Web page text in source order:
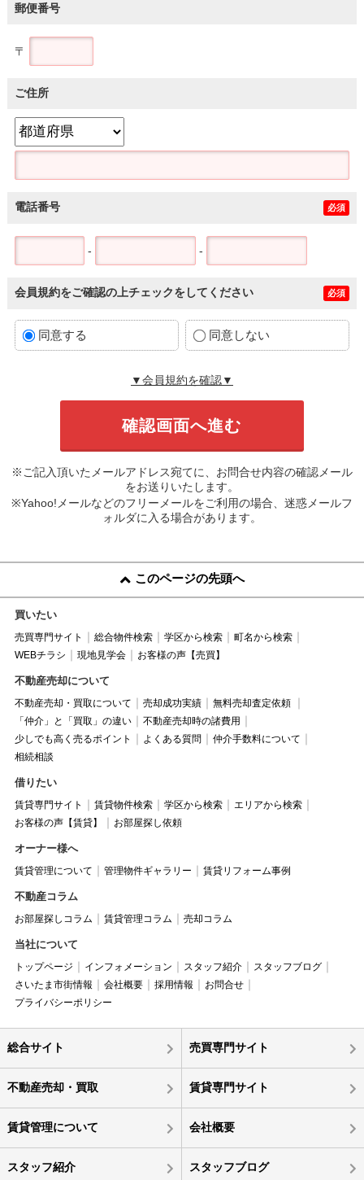
郵便番号
〒
ご住所
電話番号 必須
- -
会員規約をご確認の上チェックをしてください 必須
同意する 同意しない
▼会員規約を確認▼
※ご記入頂いたメールアドレス宛てに、お問合せ内容の確認メール
をお送りいたします。
※Yahoo!メールなどのフリーメールをご利用の場合、迷惑メールフ
ォルダに入る場合があります。
このページの先頭へ
買いたい
売買専門サイト 総合物件検索 学区から検索
町名から検索
WEBチラシ
現地見学会 お客様の声【売買】
不動産売却について
不動産売却・買取について 売却成功実績
無料売却査定依頼
「仲介」と「買取」の違い
不動産売却時の諸費用
少しでも高く売るポイント
よくある質問
仲介手数料について
相続相談
借りたい
賃貸専門サイト 賃貸物件検索 学区から検索
エリアから検索
お客様の声【賃貸】
お部屋探し依頼
オーナー様へ
賃貸管理について 管理物件ギャラリー 賃貸リフォーム事例
不動産コラム
お部屋探しコラム 賃貸管理コラム 売却コラム
当社について
トップページ インフォメーション スタッフ紹介
スタッフブログ
さいたま市街情報
会社概要 採用情報
お問合せ
プライバシーポリシー
総合サイト 売買専門サイト
不動産売却・買取 賃貸専門サイト
賃貸管理について 会社概要
スタッフ紹介 スタッフブログ